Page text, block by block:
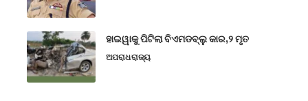
ହାଇୱାକୁ ପିଟିଲା ବିଏମଡବ୍ଲୁ କାର,୨ ମୃତ
ଅପରାଧରାଜ୍ୟ